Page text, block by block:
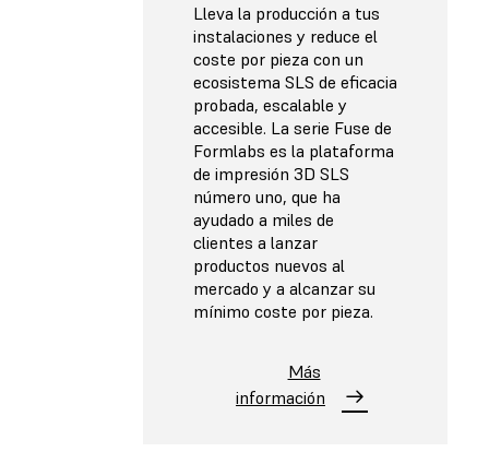
Lleva la producción a tus
instalaciones y reduce el
coste por pieza con un
ecosistema SLS de eficacia
probada, escalable y
accesible. La serie Fuse de
Formlabs es la plataforma
de impresión 3D SLS
número uno, que ha
ayudado a miles de
clientes a lanzar
productos nuevos al
mercado y a alcanzar su
mínimo coste por pieza.
Más
información